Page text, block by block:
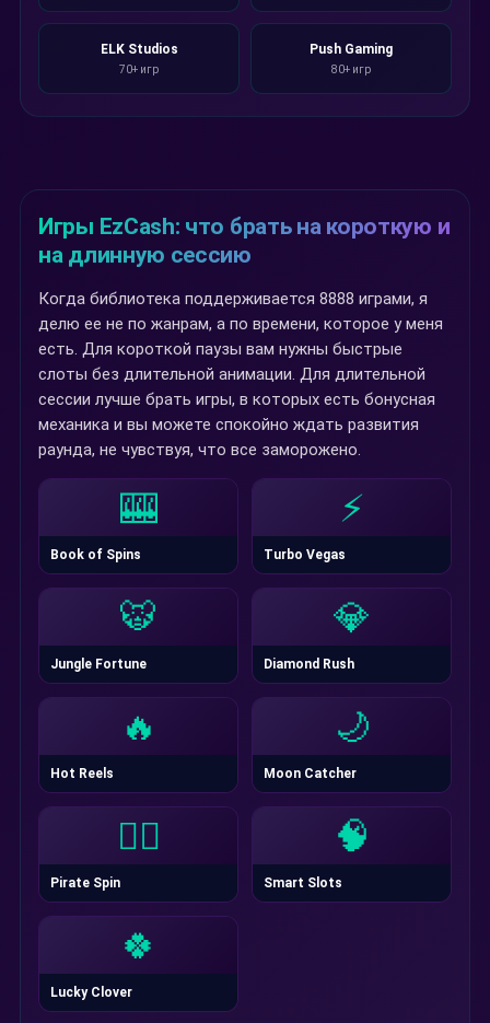
ELK Studios
70+ игр
Push Gaming
80+ игр
Игры EzCash: что брать на короткую и
на длинную сессию
Когда библиотека поддерживается 8888 играми, я
делю ее не по жанрам, а по времени, которое у меня
есть. Для короткой паузы вам нужны быстрые
слоты без длительной анимации. Для длительной
сессии лучше брать игры, в которых есть бонусная
механика и вы можете спокойно ждать развития
раунда, не чувствуя, что все заморожено.
🎰
Book of Spins
⚡
Turbo Vegas
🐯
Jungle Fortune
💎
Diamond Rush
🔥
Hot Reels
🌙
Moon Catcher
🏴‍☠️
Pirate Spin
🧠
Smart Slots
🍀
Lucky Clover